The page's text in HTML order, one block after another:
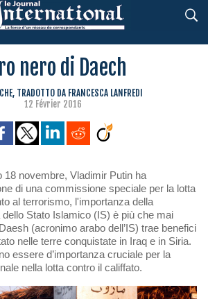
nero di Daech
TRADOTTO DA FRANCESCA LANFREDI
12 Février 2016
18 novembre, Vladimir Putin ha
di una commissione speciale per la lotta
al terrorismo, l'importanza della
Stato Islamico (IS) è più che mai
(acronimo arabo dell’IS) trae benefici
nelle terre conquistate in Iraq e in Siria.
essere d’importanza cruciale per la
nella lotta contro il califfato.